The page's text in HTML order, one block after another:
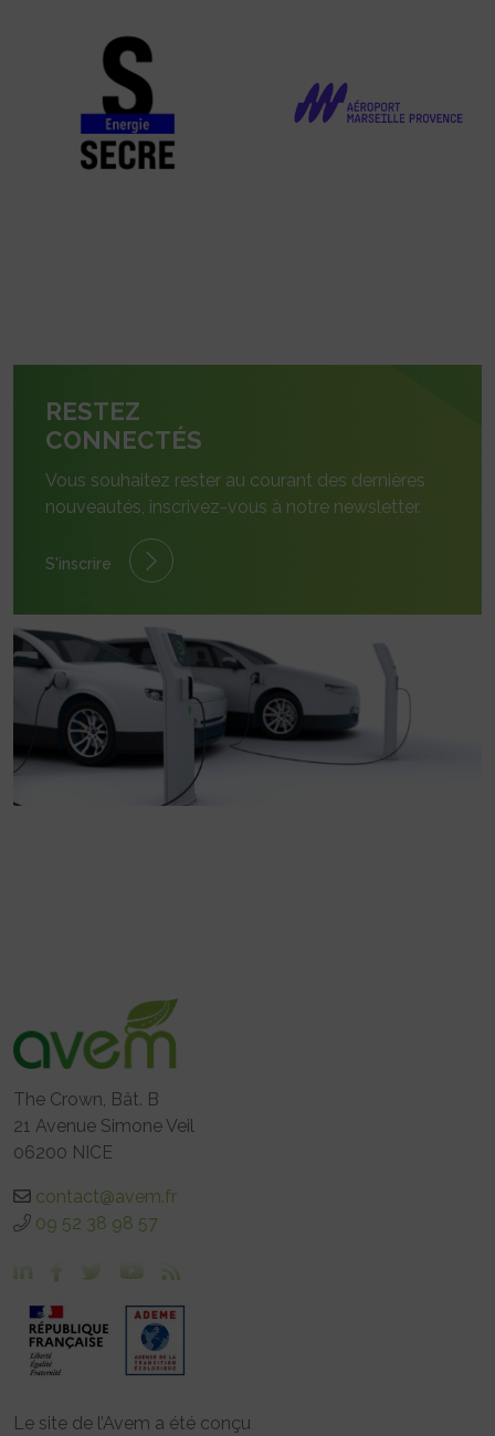
RESTEZ
CONNECTÉS
Vous souhaitez rester au courant des dernières
nouveautés, inscrivez-vous à notre newsletter.
S'inscrire
The Crown, Bât. B
21 Avenue Simone Veil
06200 NICE
contact@avem.fr
09 52 38 98 57
Le site de l’Avem a été conçu